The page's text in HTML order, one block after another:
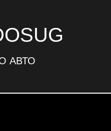
АВТО